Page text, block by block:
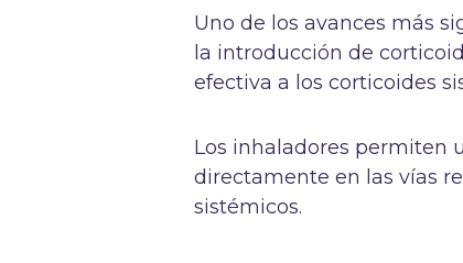
Uno de los avances más
la introducción de
efectiva a los corticoides
Los inhaladores permiten
directamente en las vías
sistémicos.